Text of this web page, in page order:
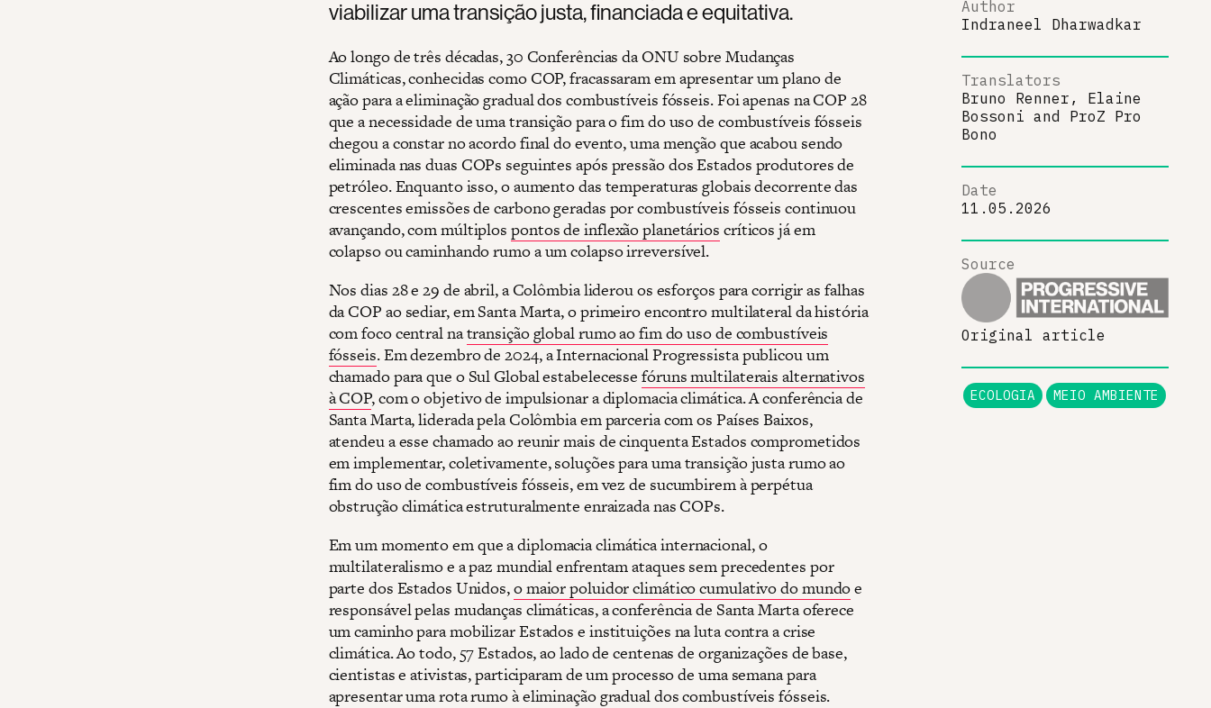
viabilizar uma transição justa, financiada e equitativa.
Ao longo de três décadas, 30 Conferências da ONU sobre Mudanças
Climáticas, conhecidas como COP, fracassaram em apresentar um plano de
ação para a eliminação gradual dos combustíveis fósseis. Foi apenas na COP 28
que a necessidade de uma transição para o fim do uso de combustíveis fósseis
chegou a constar no acordo final do evento, uma menção que acabou sendo
eliminada nas duas COPs seguintes após pressão dos Estados produtores de
petróleo. Enquanto isso, o aumento das temperaturas globais decorrente das
crescentes emissões de carbono geradas por combustíveis fósseis continuou
avançando, com múltiplos pontos de inflexão planetários críticos já em
colapso ou caminhando rumo a um colapso irreversível.
Nos dias 28 e 29 de abril, a Colômbia liderou os esforços para corrigir as falhas
da COP ao sediar, em Santa Marta, o primeiro encontro multilateral da história
com foco central natransição global rumo ao fim do uso de combustíveis
fósseis. Em dezembro de 2024, a Internacional Progressista publicou um
chamado para que o Sul Global estabelecessefóruns multilaterais alternativos
à COP, com o objetivo de impulsionar a diplomacia climática. A conferência de
Santa Marta, liderada pela Colômbia em parceria com os Países Baixos,
atendeu a esse chamado ao reunir mais de cinquenta Estados comprometidos
em implementar, coletivamente, soluções para uma transição justa rumo ao
fim do uso de combustíveis fósseis, em vez de sucumbirem à perpétua
obstrução climática estruturalmente enraizada nas COPs.
Em um momento em que a diplomacia climática internacional, o
multilateralismo e a paz mundial enfrentam ataques sem precedentes por
parte dos Estados Unidos,o maior poluidor climático cumulativo do mundoe
responsável pelas mudanças climáticas, a conferência de Santa Marta oferece
um caminho para mobilizar Estados e instituições na luta contra a crise
climática. Ao todo, 57 Estados, ao lado de centenas de organizações de base,
cientistas e ativistas, participaram de um processo de uma semana para
apresentar uma rota rumo à eliminação gradual dos combustíveis fósseis.
Author
Indraneel Dharwadkar
Translators
Bruno Renner, Elaine
Bossoni and ProZ Pro
Bono
Date
11.05.2026
Source
Original article
ECOLOGIA MEIO AMBIENTE